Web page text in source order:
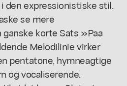
den expressionistiske stil.
se mere
korte Sats »Paa
Melodilinie virker
pentatone, hymneagtige
og vocaliserende.